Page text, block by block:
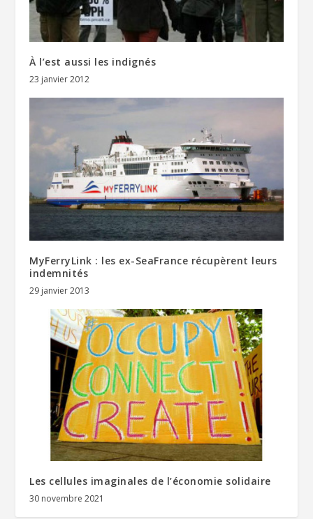
À l’est aussi les indignés
23 janvier 2012
MyFerryLink : les ex-SeaFrance récupèrent leurs
indemnités
29 janvier 2013
Les cellules imaginales de l’économie solidaire
30 novembre 2021